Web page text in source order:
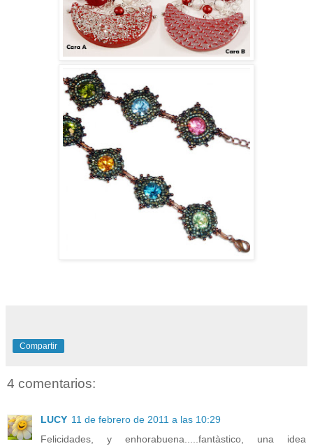
Compartir
4 comentarios:
LUCY 11 de febrero de 2011 a las 10:29
Felicidades, y enhorabuena.....fantàstico, una idea